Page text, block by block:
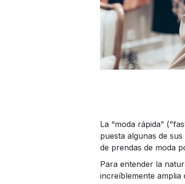
La “moda rápida”
puesta algunas de
de prendas de moda
Para entender la
increíblemente amplia